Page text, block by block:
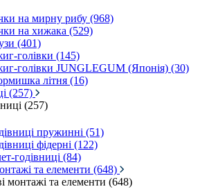
на мирну рибу (968)
на хижака (529)
(401)
голівки (145)
голівки JUNGLEGUM (Японія) (30)
літня (16)
(257)
(257)
пружинні (51)
фідерні (122)
годівниці (84)
та елементи (648)
монтажі та елементи (648)